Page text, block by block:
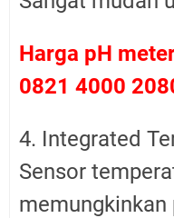
Harga pH
0821 4000
4. Integrated
Sensor
memungkinkan